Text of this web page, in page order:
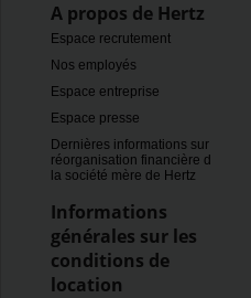
A propos de Hertz
Espace recrutement
Nos employés
Espace entreprise
Espace presse
Dernières informations sur la
réorganisation financière de
la société mère de Hertz
Informations
générales sur les
conditions de
location